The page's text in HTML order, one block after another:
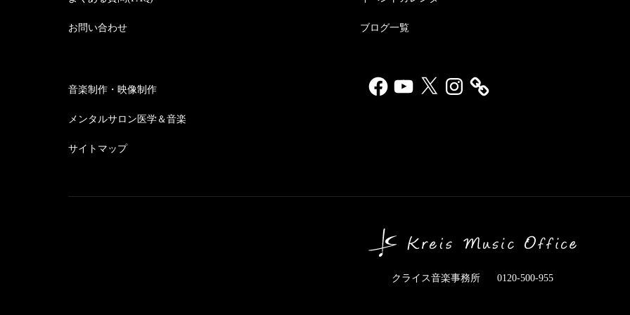
お問い合わせ ブログ一覧
音楽制作・映像制作
メンタルサロン医学＆音楽
サイトマップ
FacebookYouTube
X Instagram
クライス音楽事務所 0120-500-955